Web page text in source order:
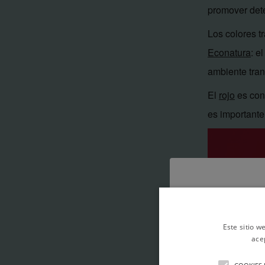
promover
Los colores
Econatura: el
ambiente
El rojo es
es
Este sitio